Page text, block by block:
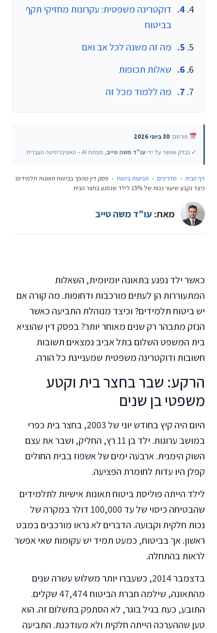
דוקטרינה משפטית: עקרונות מחזיקי תקף
בביטוח
מה זה משנה לכל אב ואם
שאלות תכופות
מה ללמוד מכל זה
פורסם: 30 ביוני 2026
✓ נבדק ואושר על ידי עו"ד משה טייב, מפתח AI – האוניברסיטה העברית
דף הבית › מדריכים › תביעות ביטוח › פסק דין מהפך בביטוח תאונות תלמידים:
כיצד נקבע שיעור נכות של 15% לילד שנפגע בחצר הבית
מאת: עו"ד משה טייב
כאשר ילד נפגע בתאונה יומיומית, השאלות
המתעוררות הן לעתים מורכבות ודחופות. מה קורה אם
יש ביטוח תלמידים? וכיצד מנוהלת התביעה כאשר
הנזק מתבהר רק שנים מאוחר יותר? בפסק דין שהוציא
בית המשפט השלום בתל אביב נמצאים תשובות
חשובות ודוקטרינה משפטית שמעניינת כל הורה.
הרקע: שבר בחצר בית וקטע
משפטי בן שנים
היום היה קיץ בחודש יוני של 2003, בחצר בית כפרי
במושב ערוגות. ילד בן 11 רץ, החליק, ושבר את עצם
השוק הימנית. ארבעה ימים של אשפוז בבית החולים
קפלן היו עדות לחומרת הפציעה.
לילד הייתה פוליסת ביטוח תאונות אישיות לתלמידים
שהבטיחה כיסוי של עד 100,000 דולר במקרה של
נכות חלקית וקבועה. הדברים לא נראו מורכבים במבט
ראשון. אך בביטוח, כמעט תמיד יש עקומות שאי אפשר
לראות בהתחלה.
בדצמבר 2014, כשעברו יותר משלוש עשרה שנים
מהתאונה, שילמה חברת הביטוח 47,474 שקלים.
התובע, כעת בגיל בוגר, לא הסתפק בתשלום זה. הוא
טען שההערכה הייתה חלקית ולא מעודכנת. התביעה